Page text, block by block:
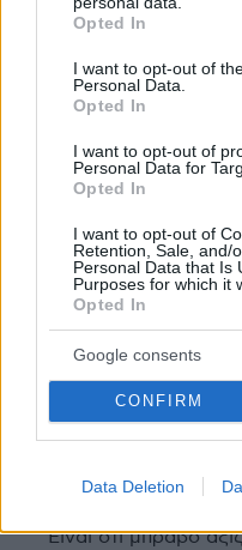
grant or deny consent to
use your data for below
consent section.
Opted In
I want to opt-out of
Personal Data.
Opted In
I want to opt-out of
Personal Data for
Opted In
I want to opt-out of
Retention, Sale, and/
Personal Data that Is
Purposes for which it
Opted In
Google consents
CONFIRM
Data Deletion
Μαρια
09.06.2026, 07:17
Ωραία αστεία λες
ΑΠΑΝΤΗΣΗ
08.06.2026, 19:35
Βρε δε μας
ΤΙΠΟΤΑ. Ένας
πολιτιστικη
χουμε καλό
έχουν αυτοί;
ΑΠΑΝΤΗΣΗ
Η αληθεια
Ειναι οτι μπραβο